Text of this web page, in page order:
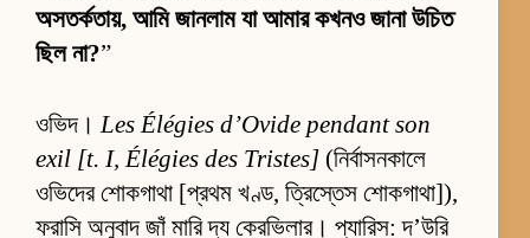
অসতর্কতায়, আমি জানলাম যা আমার কখনও জানা উচিত
ছিল না?”
ওভিদ।Les Élégies d’Ovide pendant son
exil [t. I, Élégies des Tristes] (নির্বাসনকালে
ওভিদের শোকগাথা [প্রথম খণ্ড, ত্রিস্তেস শোকগাথা]),
ফরাসি অনুবাদ জাঁ মারি দ্য কেরভিলার। প্যারিস: দ’উরি